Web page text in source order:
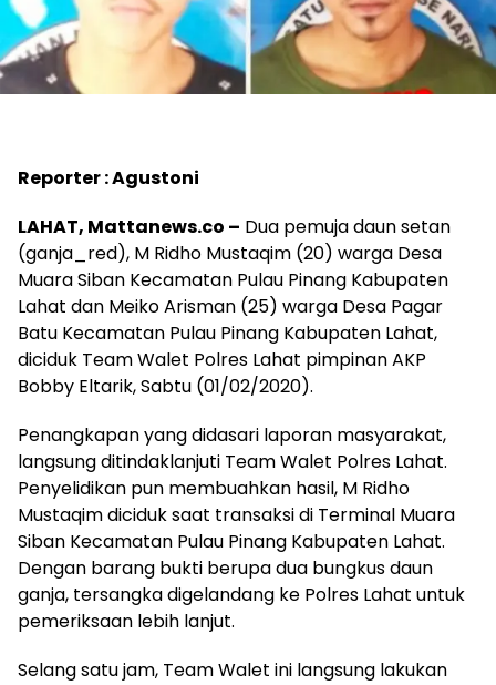
Reporter : Agustoni
LAHAT, Mattanews.co – Dua pemuja daun setan
(ganja_red), M Ridho Mustaqim (20) warga Desa
Muara Siban Kecamatan Pulau Pinang Kabupaten
Lahat dan Meiko Arisman (25) warga Desa Pagar
Batu Kecamatan Pulau Pinang Kabupaten Lahat,
diciduk Team Walet Polres Lahat pimpinan AKP
Bobby Eltarik, Sabtu (01/02/2020).
Penangkapan yang didasari laporan masyarakat,
langsung ditindaklanjuti Team Walet Polres Lahat.
Penyelidikan pun membuahkan hasil, M Ridho
Mustaqim diciduk saat transaksi di Terminal Muara
Siban Kecamatan Pulau Pinang Kabupaten Lahat.
Dengan barang bukti berupa dua bungkus daun
ganja, tersangka digelandang ke Polres Lahat untuk
pemeriksaan lebih lanjut.
Selang satu jam, Team Walet ini langsung lakukan